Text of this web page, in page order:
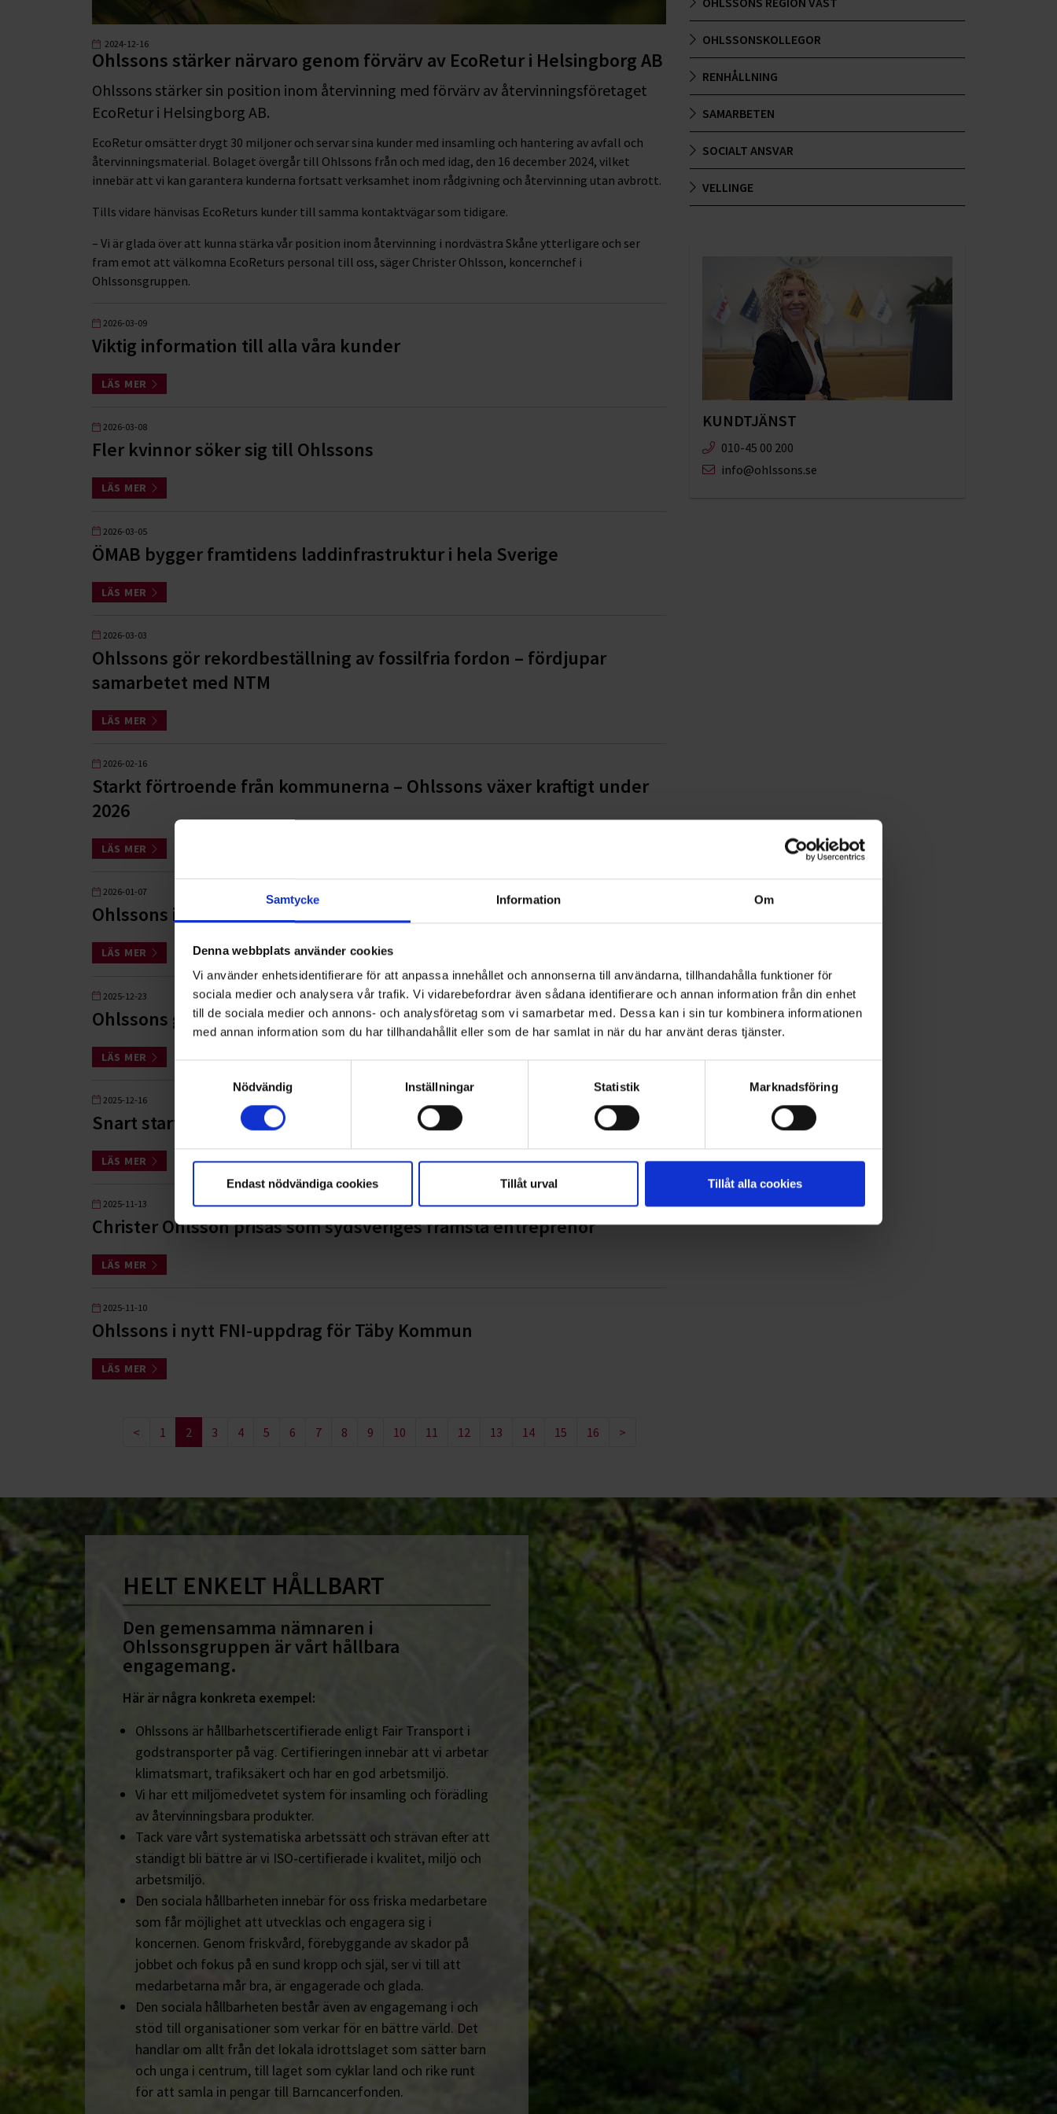
Samtycke Information Om
Denna webbplats använder cookies
Vi använder enhetsidentifierare för att anpassa innehållet och annonserna till användarna, tillhandahålla funktioner för
sociala medier och analysera vår trafik. Vi vidarebefordrar även sådana identifierare och annan information från din enhet
till de sociala medier och annons- och analysföretag som vi samarbetar med. Dessa kan i sin tur kombinera informationen
med annan information som du har tillhandahållit eller som de har samlat in när du har använt deras tjänster.
Nödvändig
Inställningar Statistik Marknadsföring
Endast nödvändiga cookies Tillåt urval Tillåt alla cookies
2024-12-16
Ohlssons stärker närvaro genom förvärv av EcoRetur i Helsingborg AB
Ohlssons stärker sin position inom återvinning med förvärv av återvinningsföretaget
EcoRetur i Helsingborg AB.
EcoRetur omsätter drygt 30 miljoner och servar sina kunder med insamling och hantering av avfall och
återvinningsmaterial. Bolaget övergår till Ohlssons från och med idag, den 16 december 2024, vilket
innebär att vi kan garantera kunderna fortsatt verksamhet inom rådgivning och återvinning utan avbrott.
Tills vidare hänvisas EcoReturs kunder till samma kontaktvägar som tidigare.
– Vi är glada över att kunna stärka vår position inom återvinning i nordvästra Skåne ytterligare och ser
fram emot att välkomna EcoReturs personal till oss, säger Christer Ohlsson, koncernchef i
Ohlssonsgruppen.
2026-03-09
Viktig information till alla våra kunder
LÄS MER
2026-03-08
Fler kvinnor söker sig till Ohlssons
LÄS MER
2026-03-05
ÖMAB bygger framtidens laddinfrastruktur i hela Sverige
LÄS MER
2026-03-03
Ohlssons gör rekordbeställning av fossilfria fordon – fördjupar
samarbetet med NTM
LÄS MER
2026-02-16
Starkt förtroende från kommunerna – Ohlssons växer kraftigt under
2026
LÄS MER
2026-01-07
Ohlssons i nytt fyrfacksuppdrag i Österåker och Vaxholm
LÄS MER
2025-12-23
Ohlssons ger julgåva till Hjärnfonden
LÄS MER
2025-12-16
Snart startar Ohlssons uppdrag i Hylte kommun
LÄS MER
2025-11-13
Christer Ohlsson prisas som sydsveriges främsta entreprenör
LÄS MER
2025-11-10
Ohlssons i nytt FNI-uppdrag för Täby Kommun
LÄS MER
< 1 2 3 4 5 6 7 8 9 10 11 12 13 14 15 16 >
OHLSSONSKOLLEGOR
RENHÅLLNING
SAMARBETEN
SOCIALT ANSVAR
VELLINGE
KUNDTJÄNST
010-45 00 200​
info@ohlssons.se
HELT ENKELT HÅLLBART
Den gemensamma nämnaren i
Ohlssonsgruppen är vårt hållbara
engagemang.
Här är några konkreta exempel:
Ohlssons är hållbarhetscertifierade enligt Fair Transport i
godstransporter på väg. Certifieringen innebär att vi arbetar
klimatsmart, trafiksäkert och har en god arbetsmiljö.
Vi har ett miljömedvetet system för insamling och förädling
av återvinningsbara produkter.
Tack vare vårt systematiska arbetssätt och strävan efter att
ständigt bli bättre är vi ISO-certifierade i kvalitet, miljö och
arbetsmiljö.
Den sociala hållbarheten innebär för oss friska medarbetare
som får möjlighet att utvecklas och engagera sig i
koncernen. Genom friskvård, förebyggande av skador på
jobbet och fokus på en sund kropp och själ, ser vi till att
medarbetarna mår bra, är engagerade och glada.
Den sociala hållbarheten består även av engagemang i och
stöd till organisationer som verkar för en bättre värld. Det
handlar om allt från det lokala idrottslaget som sätter barn
och unga i centrum, till laget som cyklar land och rike runt
för att samla in pengar till Barncancerfonden.